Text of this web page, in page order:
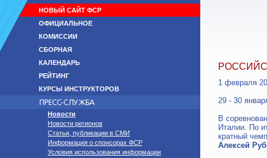
НОВЫЙ САЙТ ФСР
ОФИЦИАЛЬНОЕ
КОМИССИИ
СБОРНАЯ
КАЛЕНДАРЬ
РЕЙТИНГ
КУРСЫ ИНСТРУКТОРОВ
Новости
Новости регионов
Статьи, публикации в СМИ
Информация о спонсорах ФСР
Условия использования информации
1 февраля
29 - 30
В
Италии. По
кратный
Алексей